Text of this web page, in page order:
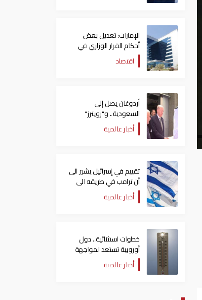
الإمارات: تعديل بعض
أحكام القرار الوزاري في
شأن الضريبة على الشركات
والأعمال
اقتصاد
أردوغان يصل إلى
السعودية.. و"رويترز"
تكشف تفاصيل الاتفاق
المرتقب
أخبار عالمية
تقييم في إسرائيل يشير الى
أن ترامب في طريقه الى
إبرام اتفاق مع إيران
أخبار عالمية
خطوات استثنائية.. دول
أوروبية تستعد لمواجهة
موجة حر غير مسبوقة
أخبار عالمية